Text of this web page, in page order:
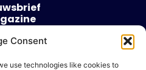
Consent
use technologies like cookies to